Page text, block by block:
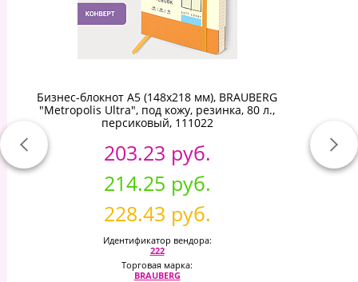
Бизнес-блокнот А5 (148x218 мм), BRAUBERG
"Metropolis Ultra", под кожу, резинка, 80 л.,
персиковый, 111022
203.23 руб.
214.25 руб.
228.43 руб.
Идентификатор вендора:
222
Торговая марка:
BRAUBERG